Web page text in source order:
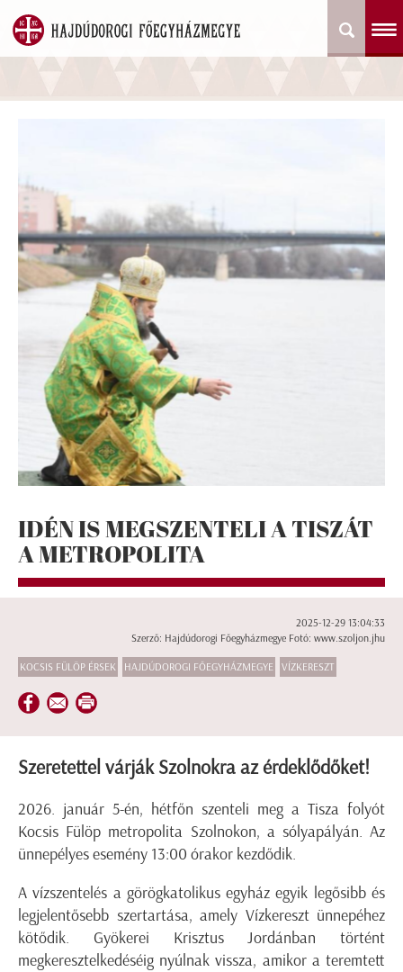
IDÉN IS MEGSZENTELI A TISZÁT
A METROPOLITA
2025-12-29 13:04:33
Szerző: Hajdúdorogi Főegyházmegye Fotó: www.szoljon.jhu
KOCSIS FÜLÖP ÉRSEK HAJDÚDOROGI FŐEGYHÁZMEGYE VÍZKERESZT
Szeretettel várják Szolnokra az érdeklődőket!
2026. január 5-én, hétfőn szenteli meg a Tisza folyót
Kocsis Fülöp metropolita Szolnokon, a sólyapályán. Az
ünnepélyes esemény 13:00 órakor kezdődik.
A vízszentelés a görögkatolikus egyház egyik legősibb és
legjelentősebb szertartása, amely Vízkereszt ünnepéhez
kötődik. Gyökerei Krisztus Jordánban történt
megkeresztelkedéséig nyúlnak vissza, amikor a teremtett